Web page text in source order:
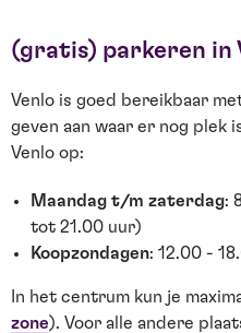
(gratis) parkeren in
Venlo is goed bereikbaar
geven aan waar er nog plek
Venlo op:
Maandag t/m zaterdag:
tot 21.00 uur)
Koopzondagen: 12.00 -
In het centrum kun je
zone). Voor alle andere